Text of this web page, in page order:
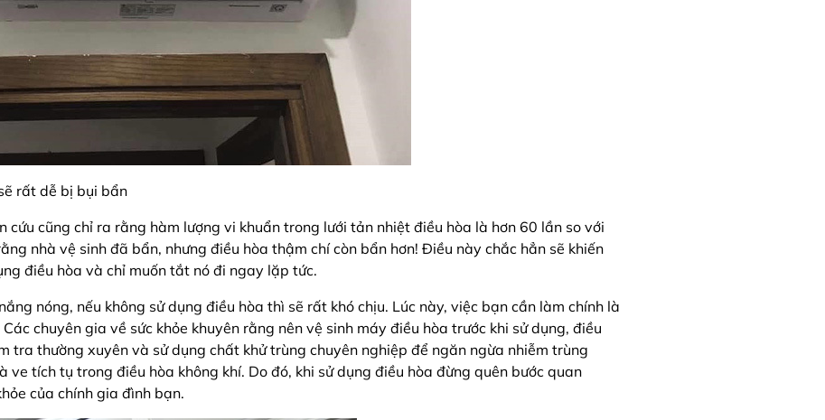
rất dễ bị bụi bẩn
cứu cũng chỉ ra rằng hàm lượng vi khuẩn trong lưới tản nhiệt điều hòa là hơn 60 lần so với
nhà vệ sinh đã bẩn, nhưng điều hòa thậm chí còn bẩn hơn! Điều này chắc hẳn sẽ khiến
điều hòa và chỉ muốn tắt nó đi ngay lặp tức.
nóng, nếu không sử dụng điều hòa thì sẽ rất khó chịu. Lúc này, việc bạn cần làm chính là
chuyên gia về sức khỏe khuyên rằng nên vệ sinh máy điều hòa trước khi sử dụng, điều
tra thường xuyên và sử dụng chất khử trùng chuyên nghiệp để ngăn ngừa nhiễm trùng
ve tích tụ trong điều hòa không khí. Do đó, khi sử dụng điều hòa đừng quên bước quan
của chính gia đình bạn.